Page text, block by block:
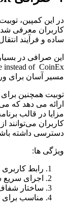
این کمپین، توبیت
معرفی شده
و فرآیند
صرافی در بسیاری
آسان برای
همچنین برای
می دهد که می
در قالب
می‌توانند
داشته باشند.
ها:
رابط کاربری
اجرای سریع
ساختار شفاف
مناسب برای